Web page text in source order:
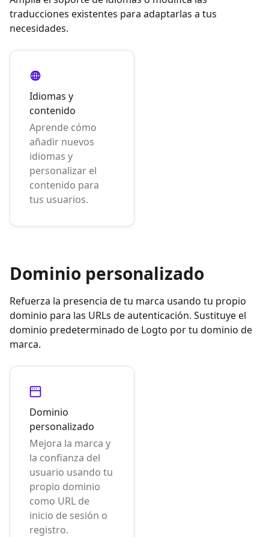
traducciones existentes para adaptarlas a tus
necesidades.
Idiomas y
contenido
Aprende cómo
añadir nuevos
idiomas y
personalizar el
contenido para
tus usuarios.
Dominio personalizado
Refuerza la presencia de tu marca usando tu propio
dominio para las URLs de autenticación. Sustituye el
dominio predeterminado de Logto por tu dominio de
marca.
Dominio
personalizado
Mejora la marca y
la confianza del
usuario usando tu
propio dominio
como URL de
inicio de sesión o
registro.